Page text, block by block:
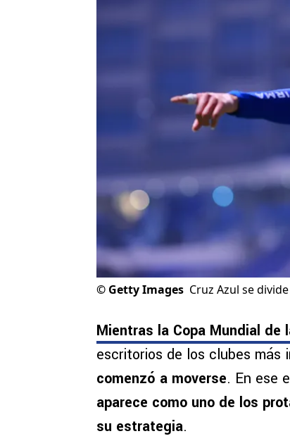
© Getty Images Cruz Azul se
Mientras la Copa Mundial de
escritorios de los clubes más
comenzó a moverse. En ese
aparece como uno de los
su estrategia.